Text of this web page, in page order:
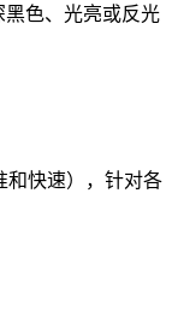
黑色、光亮或反光
和快速），针对各